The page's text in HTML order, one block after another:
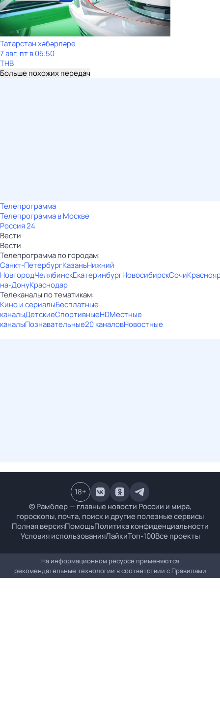
Татарстан хәбәрләре
7 авг, пт в 05:50
ТНВ
Больше похожих передач
Телепрограмма
Телепрограмма в Москве
Россия 24
Вести
Вести
Телепрограмма по городам:
Санкт-ПетербургКазаньНижний
НовгородЧелябинскЕкатеринбургНовосибирскСочи
на-ДонуКраснодар
Телеканалы по тематикам:
Кино и сериалыБесплатные
каналыДетскиеСпортивныеHDМестные
каналыПознавательные20 каналовНовостные
© Рамблер — главные новости России и мира,
гороскопы, почта, поиск и другие полезные сервисы
Полная версияПомощьПолитика конфиденциальности
Условия использованияЛайкиТоп-100Все проекты
18+
На информационном ресурсе применяются
рекомендательные технологии в соответствии с Правилами